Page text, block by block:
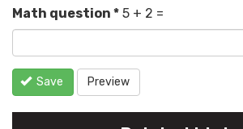
Math question * 5 + 2 =
Save Preview